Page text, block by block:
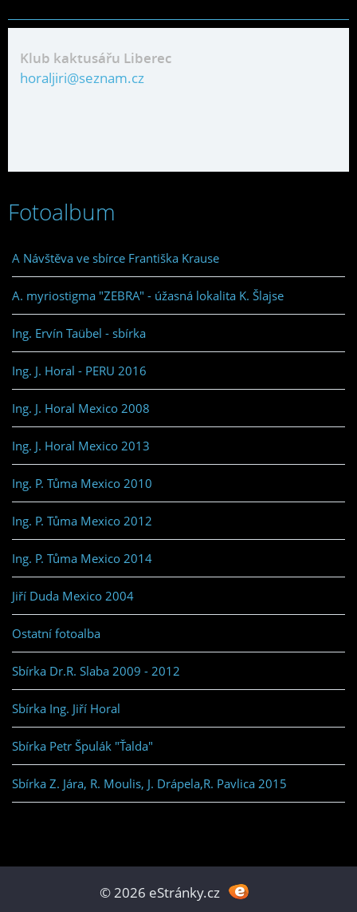
Klub kaktusářu Liberec
horaljiri@seznam.cz
Fotoalbum
A Návštěva ve sbírce Františka Krause
A. myriostigma "ZEBRA" - úžasná lokalita K. Šlajse
Ing. Ervín Taübel - sbírka
Ing. J. Horal - PERU 2016
Ing. J. Horal Mexico 2008
Ing. J. Horal Mexico 2013
Ing. P. Tůma Mexico 2010
Ing. P. Tůma Mexico 2012
Ing. P. Tůma Mexico 2014
Jiří Duda Mexico 2004
Ostatní fotoalba
Sbírka Dr.R. Slaba 2009 - 2012
Sbírka Ing. Jiří Horal
Sbírka Petr Špulák "Ťalda"
Sbírka Z. Jára, R. Moulis, J. Drápela,R. Pavlica 2015
© 2026 eStránky.cz